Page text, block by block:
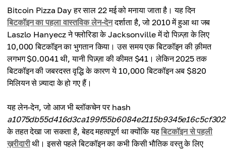
Bitcoin Pizza Day हर साल 22 मई को मनाया जाता है। यह दिन
बिटकॉइन का पहला वास्तविक लेन-देनदर्शाता है, जो 2010 में हुआ था जब
Laszlo Hanyecz ने फ्लोरिडा के Jacksonville में दो पिज़्ज़ा के लिए
10,000 बिटकॉइन का भुगतान किया। उस समय एक बिटकॉइन की क़ीमत
लगभग $0.0041 थी, यानी पिज़्ज़ा की कीमत $41। लेकिन 2025 तक
बिटकॉइन की जबरदस्त वृद्धि के कारण ये 10,000 बिटकॉइन अब $820
मिलियन से ज़्यादा के हो गए हैं।
यह लेन-देन, जो आज भी ब्लॉकचेन पर hash
के तहत देखा जा सकता है, बेहद महत्वपूर्ण था क्योंकि यहबिटकॉइन से पहली
ख़रीदारीथी। इससे पहले बिटकॉइन का कभी किसी भौतिक वस्तु के लिए